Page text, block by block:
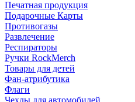
Печатная продукция
Подарочные Карты
Противогазы
Развлечение
Респираторы
Ручки RockMerch
Товары для детей
Фан-атрибутика
Флаги
Чехлы для автомобилей